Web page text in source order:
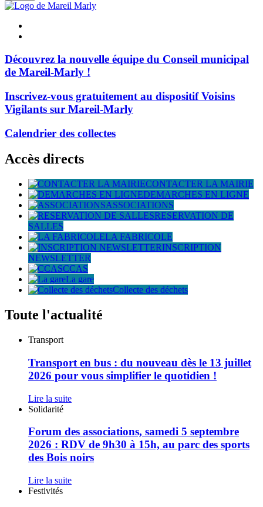
Fermer
la
Mareil Marly
Actualités à la une
Découvrez la nouvelle équipe du Conseil municipal
de Mareil-Marly !
Inscrivez-vous gratuitement au dispositif Voisins
Vigilants sur Mareil-Marly
Calendrier des collectes
Précédent
Suivant
Accès directs
CONTACTER LA MAIRIE
DEMARCHES EN LIGNE
ASSOCIATIONS
RESERVATION DE
SALLES
LA FABRICOLE
INSCRIPTION
NEWSLETTER
CCAS
La gare
Collecte des déchets
Toute l'actualité
Transport
bus
:
du
dès
le
juillet
2026
pour
simplifier
le
Transport
Transport en bus : du nouveau dès le 13 juillet
2026 pour vous simplifier le quotidien !
Lire la suite
Forum
associations,
samedi
5
septembre
:
RDV
Solidarité
Forum des associations, samedi 5 septembre
2026 : RDV de 9h30 à 15h, au parc des sports
des Bois noirs
Lire la suite
"Un
Festivités